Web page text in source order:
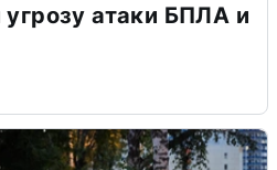
атаки БПЛА и